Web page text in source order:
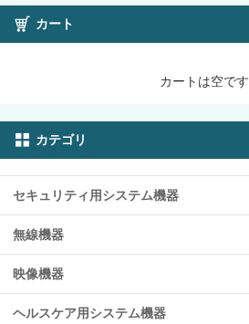
カート
カートは空です
カテゴリ
セキュリティ用システム機器
無線機器
映像機器
ヘルスケア用システム機器